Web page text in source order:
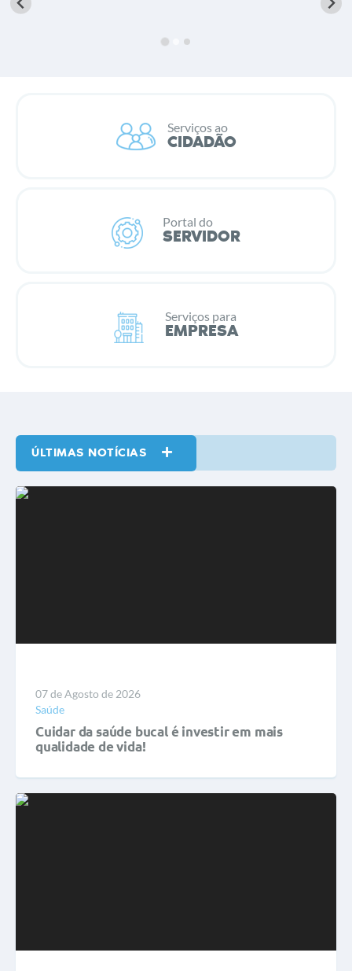
Serviços ao
CIDADÃO
Portal do
SERVIDOR
Serviços para
EMPRESA
ÚLTIMAS NOTÍCIASVER MAIS
07 de Agosto de 2026
Saúde
Cuidar da saúde bucal é investir em mais
qualidade de vida!